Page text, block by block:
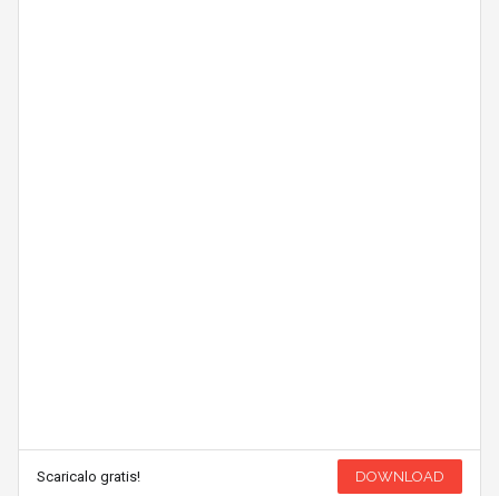
Scaricalo gratis! DOWNLOAD